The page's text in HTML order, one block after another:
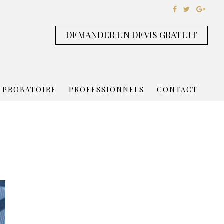
DEMANDER UN DEVIS GRATUIT
PROFESSIONNELS CONTACT